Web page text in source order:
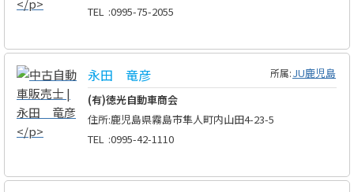
TEL :0995-75-2055
永田 竜彦 所属:JU鹿児島
(有)徳光自動車商会
住所:鹿児島県霧島市隼人町内山田4-23-5
TEL :0995-42-1110